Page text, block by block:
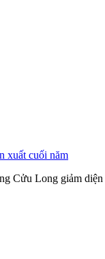
xuất cuối năm
Cửu Long giảm diện